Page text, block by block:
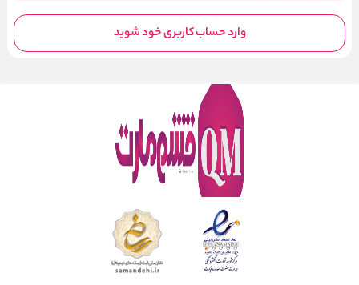
وارد حساب کاربری خود شوید